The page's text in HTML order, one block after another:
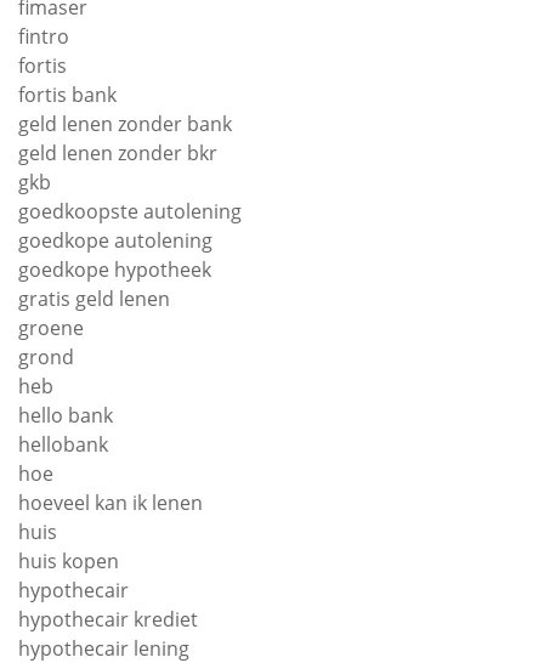
fimaser
fintro
fortis
fortis bank
geld lenen zonder bank
geld lenen zonder bkr
gkb
goedkoopste autolening
goedkope autolening
goedkope hypotheek
gratis geld lenen
groene
grond
heb
hello bank
hellobank
hoe
hoeveel kan ik lenen
huis
huis kopen
hypothecair
hypothecair krediet
hypothecair lening